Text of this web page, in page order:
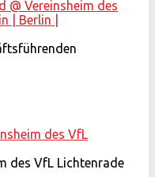
des VfL
des VfL Lichtenrade